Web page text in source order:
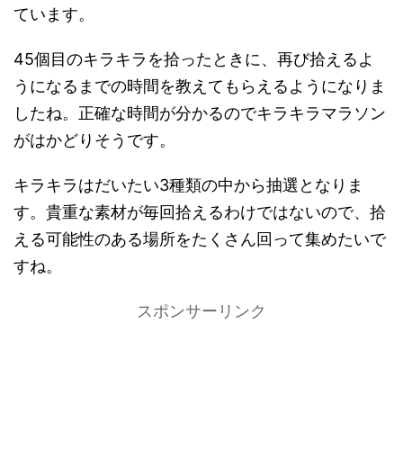
ています。
45個目のキラキラを拾ったときに、再び拾えるよ
うになるまでの時間を教えてもらえるようになりま
したね。正確な時間が分かるのでキラキラマラソン
がはかどりそうです。
キラキラはだいたい3種類の中から抽選となりま
す。貴重な素材が毎回拾えるわけではないので、拾
える可能性のある場所をたくさん回って集めたいで
すね。
スポンサーリンク